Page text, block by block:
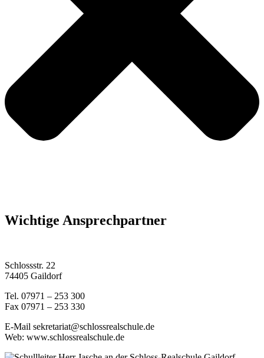
Wichtige Ansprechpartner
Schlossstr. 22
74405 Gaildorf
Tel. 07971 – 253 300
Fax 07971 – 253 330
E-Mail sekretariat@schlossrealschule.de
Web: www.schlossrealschule.de